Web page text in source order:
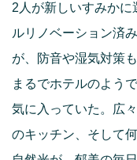
2人が新しいすみか
ルリノベーション済
が、防音や湿気対策
まるでホテルのよう
気に入っていた。広
のキッチン、そして